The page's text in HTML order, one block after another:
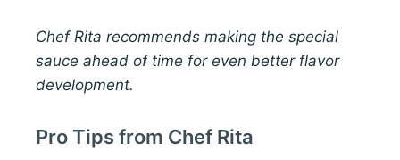
Chef Rita recommends making the special
sauce ahead of time for even better flavor
development.
Pro Tips from Chef Rita